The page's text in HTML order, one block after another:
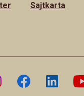
Sajtkarta